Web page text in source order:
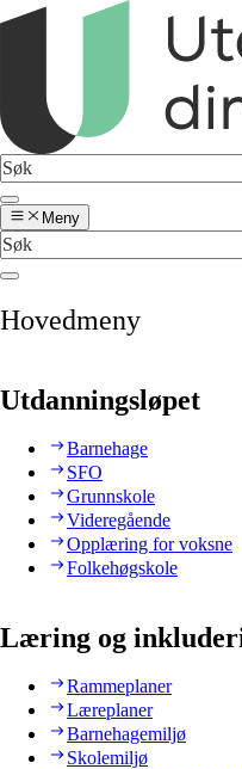
Meny
Hovedmeny
Utdanningsløpet
Barnehage
SFO
Grunnskole
Videregående
Opplæring for voksne
Folkehøgskole
Læring og
Rammeplaner
Læreplaner
Barnehagemiljø
Skolemiljø